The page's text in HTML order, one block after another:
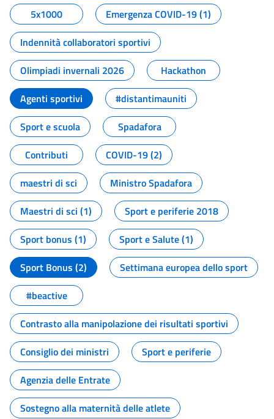
5x1000
Emergenza COVID-19 (1)
Indennità collaboratori sportivi
Olimpiadi invernali 2026
Hackathon
Agenti sportivi
#distantimauniti
Sport e scuola
Spadafora
Contributi
COVID-19 (2)
maestri di sci
Ministro Spadafora
Maestri di sci (1)
Sport e periferie 2018
Sport bonus (1)
Sport e Salute (1)
Sport Bonus (2)
Settimana europea dello sport
#beactive
Contrasto alla manipolazione dei risultati sportivi
Consiglio dei ministri
Sport e periferie
Agenzia delle Entrate
Sostegno alla maternità delle atlete